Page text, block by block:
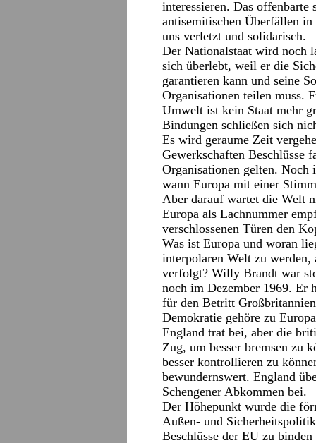
interessieren. Das offenbarte
antisemitischen Überfällen
uns verletzt und solidarisch.
Der Nationalstaat wird noch
sich überlebt, weil er die
garantieren kann und seine
Organisationen teilen muss.
Umwelt ist kein Staat mehr
Bindungen schließen sich
Es wird geraume Zeit
Gewerkschaften Beschlüsse
Organisationen gelten. Noch
wann Europa mit einer
Aber darauf wartet die Welt
Europa als Lachnummer
verschlossenen Türen den
Was ist Europa und woran
interpolaren Welt zu
verfolgt? Willy Brandt war
noch im Dezember 1969. Er
für den Betritt
Demokratie gehöre zu
England trat bei, aber die
Zug, um besser bremsen zu
besser kontrollieren zu
bewundernswert. England
Schengener Abkommen bei.
Der Höhepunkt wurde die
Außen- und
Beschlüsse der EU zu